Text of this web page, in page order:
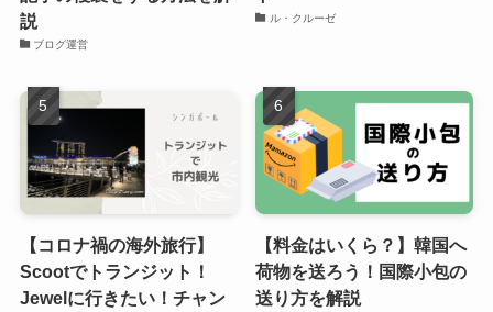
説
ブログ運営
ル・クルーゼ
【コロナ禍の海外旅行】
Scootでトランジット！
Jewelに行きたい！チャン
【料金はいくら？】韓国へ
荷物を送ろう！国際小包の
送り方を解説